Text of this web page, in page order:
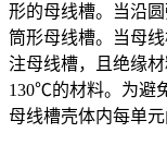
形的母线槽。当沿
筒形母线槽。当母
注母线槽，且绝缘
130℃的材料。为避
母线槽壳体内每单